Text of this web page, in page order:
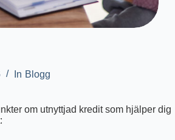
In Blogg
om utnyttjad kredit som hjälper dig